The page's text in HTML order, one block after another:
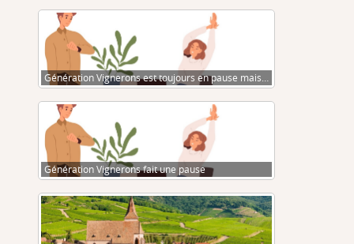
Génération Vignerons est toujours en pause mais…
Génération Vignerons fait une pause